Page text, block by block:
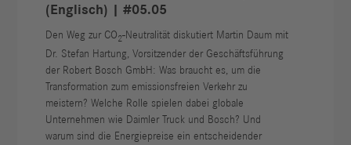
(Englisch) | #05.05
Den Weg zur CO2-Neutralität diskutiert Martin Daum mit
Dr. Stefan Hartung, Vorsitzender der Geschäftsführung
der Robert Bosch GmbH: Was braucht es, um die
Transformation zum emissionsfreien Verkehr zu
meistern? Welche Rolle spielen dabei globale
Unternehmen wie Daimler Truck und Bosch? Und
warum sind die Energiepreise ein entscheidender